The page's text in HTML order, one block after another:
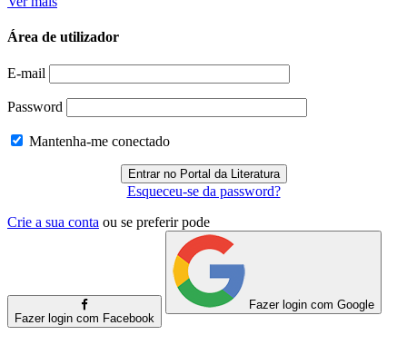
Área de utilizador
E-mail
Password
Mantenha-me conectado
Esqueceu-se da password?
Crie a sua conta ou se preferir pode
Fazer login com Facebook
Fazer login com Google